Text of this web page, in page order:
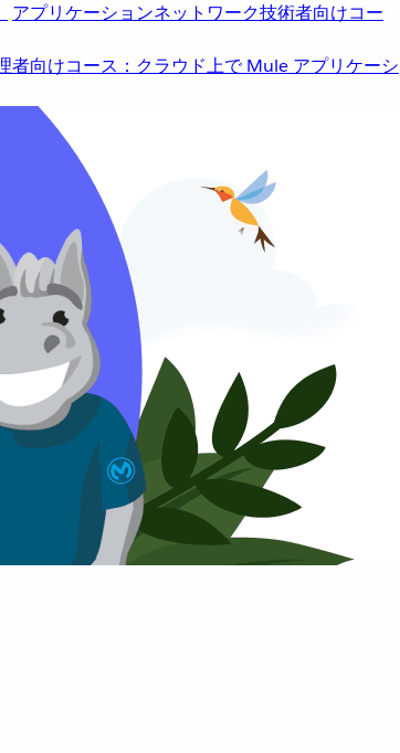
アプリケーションネットワーク技術者向けコー
者向けコース：クラウド上で Mule アプリケーシ